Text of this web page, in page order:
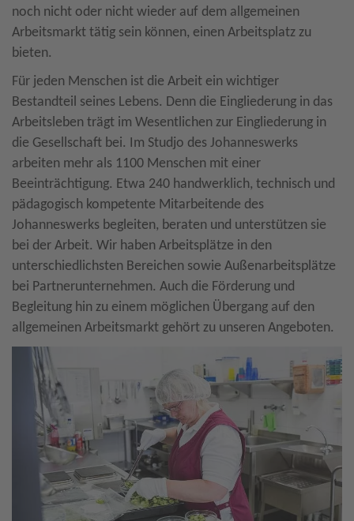
noch nicht oder nicht wieder auf dem allgemeinen
Arbeitsmarkt tätig sein können, einen Arbeitsplatz zu
bieten.
Für jeden Menschen ist die Arbeit ein wichtiger
Bestandteil seines Lebens. Denn die Eingliederung in das
Arbeitsleben trägt im Wesentlichen zur Eingliederung in
die Gesellschaft bei. Im Studjo des Johanneswerks
arbeiten mehr als 1100 Menschen mit einer
Beeinträchtigung. Etwa 240 handwerklich, technisch und
pädagogisch kompetente Mitarbeitende des
Johanneswerks begleiten, beraten und unterstützen sie
bei der Arbeit. Wir haben Arbeitsplätze in den
unterschiedlichsten Bereichen sowie Außenarbeitsplätze
bei Partnerunternehmen. Auch die Förderung und
Begleitung hin zu einem möglichen Übergang auf den
allgemeinen Arbeitsmarkt gehört zu unseren Angeboten.